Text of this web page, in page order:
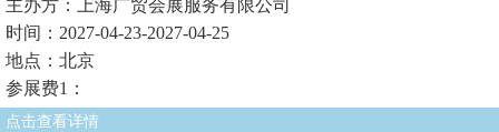
主办方：上海广贸会展服务有限公司
时间：2027-04-23-2027-04-25
地点：北京
参展费1：
点击查看详情